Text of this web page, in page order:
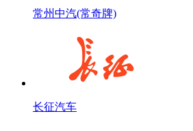
常州中汽(常奇牌)
长征汽车